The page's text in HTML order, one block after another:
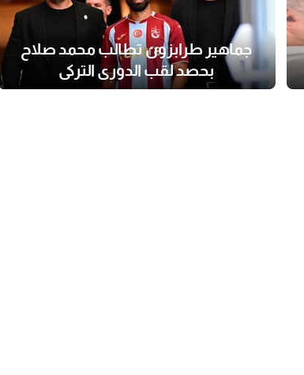
جماهير طرابزون تطالب محمد صلاح
بحصد لقب الدورى التركى